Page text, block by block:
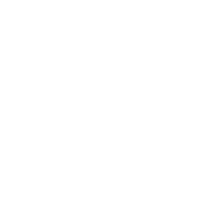
雅草卓伊凡-做一条关于新
分拼一下子
素tr、th、td相对于父节
态加载元素的区别